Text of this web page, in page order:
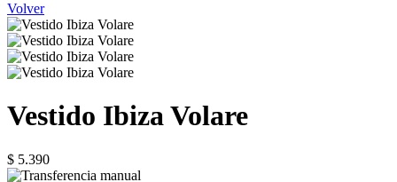
Volver
Vestido Ibiza Volare
$ 5.390